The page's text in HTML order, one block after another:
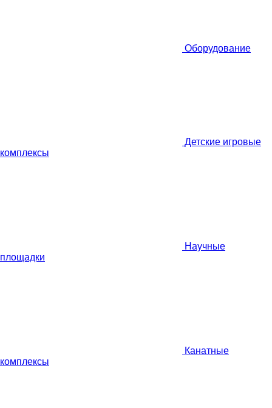
Оборудование
Детские игровые
комплексы
Научные
площадки
Канатные
комплексы